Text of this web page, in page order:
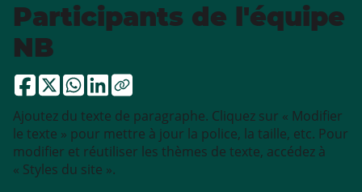
Participants de l'équipe
NB
Ajoutez du texte de paragraphe. Cliquez sur « Modifier
le texte » pour mettre à jour la police, la taille, etc. Pour
modifier et réutiliser les thèmes de texte, accédez à
« Styles du site ».